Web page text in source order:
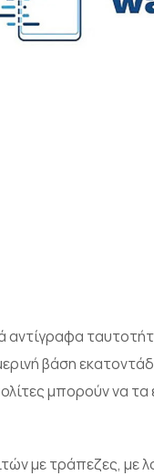
αντίγραφα
βάση
μπορούν να τα
με τράπεζες, με